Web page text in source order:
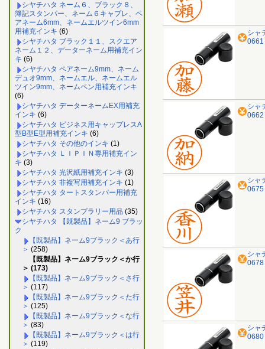
シヤチハタ ネーム６、ブラック８、
簿記スタンパー、ネーム６キャプレ、ペ
アネーム6mm、ネームエルツイン6mm
用補充インキ (6)
シヤチハタ ブラック１１、スクエア
ネーム１２、データーネーム用補充イン
キ (6)
シヤチハタ ペアネーム9mm、ネーム
デュオ9mm、ネームエル、ネームエル
ツイン9mm、ネームペン用補充インキ
(6)
シヤチハタ データーネームEX用補充
インキ (6)
シヤチハタ ビジネス用キャップレスA
型B型E型用補充インキ (6)
シヤチハタ その他のインキ (1)
シヤチハタ ＬＩＰＩＮ専用補充イン
キ (3)
シヤチハタ 光沢紙用補充インキ (3)
シヤチハタ 非複写用補充インキ (1)
シヤチハタ タートスタンパー用補充
インキ (16)
シヤチハタ スタンプラリー用品 (35)
シヤチハタ 【既製品】ネーム9 ブラッ
ク
【既製品】ネーム9ブラック＜あ行
＞ (258)
【既製品】ネーム9ブラック＜か行
＞ (173)
【既製品】ネーム9ブラック＜さ行
＞ (117)
【既製品】ネーム9ブラック＜た行
＞ (125)
【既製品】ネーム9ブラック＜な行
＞ (83)
【既製品】ネーム9ブラック＜は行
＞ (119)
シャ
0661
シャ
0662
シャ
0675
シャ
0678
シャ
0680